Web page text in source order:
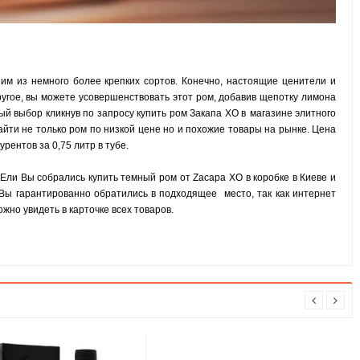
из немного более крепких сортов. Конечно, настоящие ценители и
вы можете усовершенствовать этот ром, добавив щепотку лимона
выбор кликнув по запросу купить ром Закапа ХО в магазине элитного
не только ром по низкой цене но и похожие товары на рынке. Цена
за 0,75 литр в тубе.
Вы собрались купить темный ром от Zacapa XO в коробке в Киеве и
гарантированно обратились в подходящее место, так как интернет
увидеть в карточке всех товаров.